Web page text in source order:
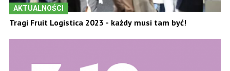
AKTUALNOŚCI
Tragi Fruit Logistica 2023 - każdy musi tam być!